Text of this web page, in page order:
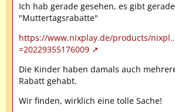
Ich hab gerade gesehen, es gibt gerade
"Muttertagsrabatte"
https://www.nixplay.de/products/
=20229355176009
Die Kinder haben damals auch
Rabatt gehabt.
Wir finden, wirklich eine tolle Sache!